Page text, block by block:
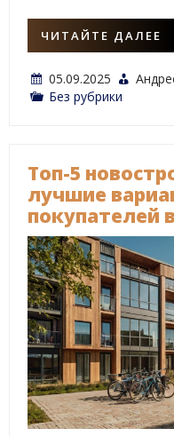
ЧИТАЙТЕ ДАЛЕЕ
05.09.2025
Без рубрики
Топ-5
лучшие
покупателей